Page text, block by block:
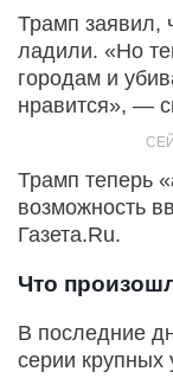
Трамп
ладили. «Но
городам и
нравится», —
Трамп теперь
возможность
Газета.Ru.
Что
В последние
серии крупных